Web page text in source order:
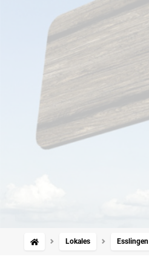
Lokales Esslingen